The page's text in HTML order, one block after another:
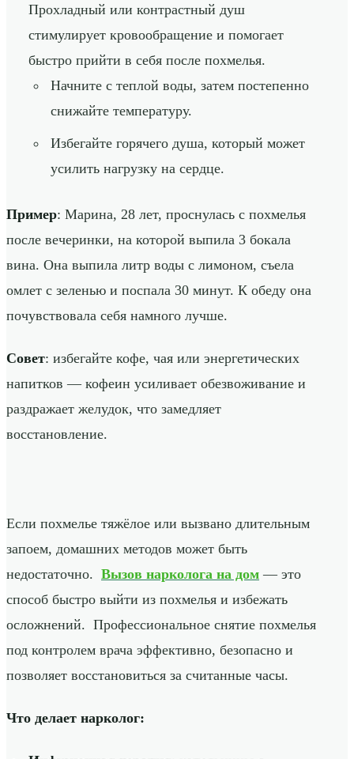
Прохладный или контрастный душ
стимулирует кровообращение и помогает
быстро прийти в себя после похмелья.
Начните с теплой воды, затем постепенно
снижайте температуру.
Избегайте горячего душа, который может
усилить нагрузку на сердце.
Пример: Марина, 28 лет, проснулась с похмелья
после вечеринки, на которой выпила 3 бокала
вина. Она выпила литр воды с лимоном, съела
омлет с зеленью и поспала 30 минут. К обеду она
почувствовала себя намного лучше.
Совет: избегайте кофе, чая или энергетических
напитков — кофеин усиливает обезвоживание и
раздражает желудок, что замедляет
восстановление.
Если похмелье тяжёлое или вызвано длительным
запоем, домашних методов может быть
недостаточно. Вызов нарколога на дом — это
способ быстро выйти из похмелья и избежать
осложнений. Профессиональное снятие похмелья
под контролем врача эффективно, безопасно и
позволяет восстановиться за считанные часы.
Что делает нарколог: